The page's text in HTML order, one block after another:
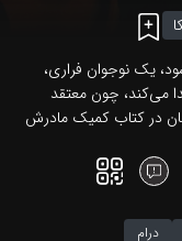
یک نوجوان فراری،
می‌کند، چون معتقد
در کتاب کمیک مادرش
درام